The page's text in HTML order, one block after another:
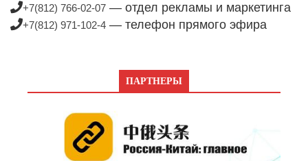
+7(812) 766-02-07 — отдел рекламы и маркетинга
+7(812) 971-102-4 — телефон прямого эфира
ПАРТНЕРЫ